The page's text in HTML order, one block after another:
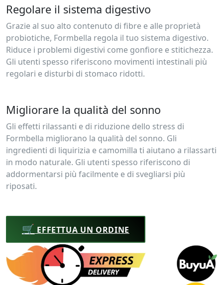
Regolare il sistema digestivo
Grazie al suo alto contenuto di fibre e alle proprietà
probiotiche, Formbella regola il tuo sistema digestivo.
Riduce i problemi digestivi come gonfiore e stitichezza.
Gli utenti spesso riferiscono movimenti intestinali più
regolari e disturbi di stomaco ridotti.
Migliorare la qualità del sonno
Gli effetti rilassanti e di riduzione dello stress di
Formbella migliorano la qualità del sonno. Gli
ingredienti di liquirizia e camomilla ti aiutano a rilassarti
in modo naturale. Gli utenti spesso riferiscono di
addormentarsi più facilmente e di svegliarsi più
riposati.
🛒 EFFETTUA UN ORDINE